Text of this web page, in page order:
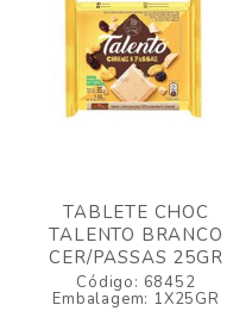
TABLETE CHOC
TALENTO BRANCO
CER/PASSAS 25GR
Código: 68452
Embalagem: 1X25GR